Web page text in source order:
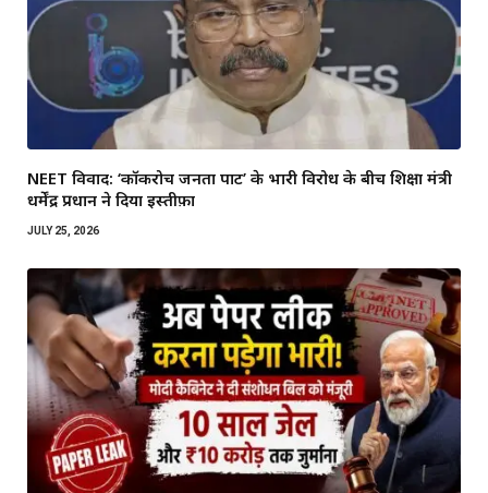
NEET विवाद: ‘कॉकरोच जनता पार्टी’ के भारी विरोध के बीच शिक्षा मंत्री
धर्मेंद्र प्रधान ने दिया इस्तीफ़ा
JULY 25, 2026